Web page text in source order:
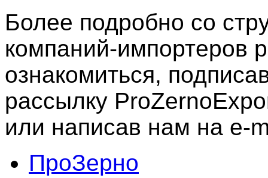
Более подробно со
компаний-импортеров
ознакомиться,
рассылку
или написав нам на e-
ПроЗерно